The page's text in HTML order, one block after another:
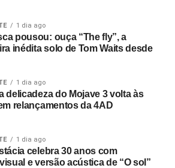
1 dia ago
pousou: ouça “The fly”, a
inédita solo de Tom Waits desde
1 dia ago
delicadeza do Mojave 3 volta às
relançamentos da 4AD
1 dia ago
celebra 30 anos com
e versão acústica de “O sol”